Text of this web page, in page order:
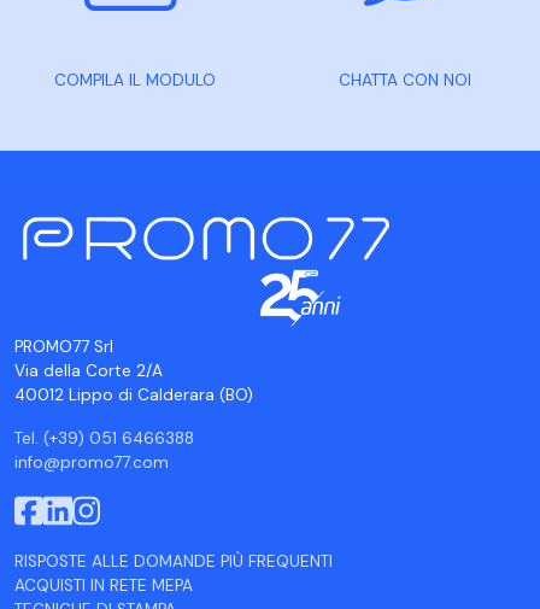
COMPILA IL MODULO CHATTA CON NOI
PROMO77 Srl
Via della Corte 2/A
40012 Lippo di Calderara (BO)
Tel. (+39) 051 6466388
info@promo77.com
RISPOSTE ALLE DOMANDE PIÙ FREQUENTI
ACQUISTI IN RETE MEPA